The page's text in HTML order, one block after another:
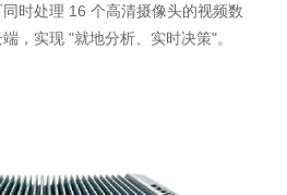
时处理 16 个高清摄像头的视频数
，实现 "就地分析、实时决策"。